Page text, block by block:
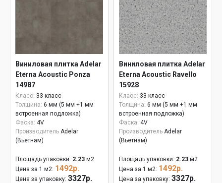
Виниловая плитка Adelar
Eterna Acoustic Ponza
14987
Класс: 33 класс
Толщина: 6 мм (5 мм +1 мм
встроенная подложка)
Фаска: 4V
Производитель Adelar
(Вьетнам)
Площадь упаковки: 2.23 м2
Цена за 1 м2: 1492р.
Цена за упаковку: 3327р.
Виниловая плитка Adelar
Eterna Acoustic Ravello
15928
Класс: 33 класс
Толщина: 6 мм (5 мм +1 мм
встроенная подложка)
Фаска: 4V
Производитель Adelar
(Вьетнам)
Площадь упаковки: 2.23 м2
Цена за 1 м2: 1492р.
Цена за упаковку: 3327р.